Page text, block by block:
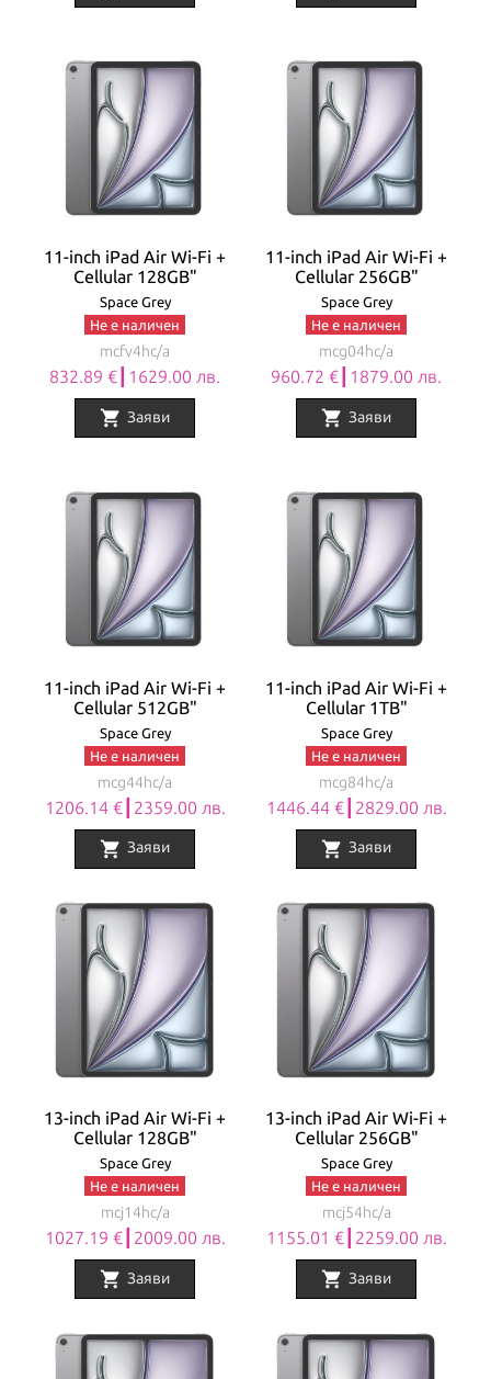
11-inch iPad Air Wi-Fi +
Cellular 128GB"
Space Grey
Не е наличен
mcfv4hc/a
832.89 €┃1629.00 лв.
shopping_cart Заяви
11-inch iPad Air Wi-Fi +
Cellular 256GB"
Space Grey
Не е наличен
mcg04hc/a
960.72 €┃1879.00 лв.
shopping_cart Заяви
11-inch iPad Air Wi-Fi +
Cellular 512GB"
Space Grey
Не е наличен
mcg44hc/a
1206.14 €┃2359.00 лв.
shopping_cart Заяви
11-inch iPad Air Wi-Fi +
Cellular 1TB"
Space Grey
Не е наличен
mcg84hc/a
1446.44 €┃2829.00 лв.
shopping_cart Заяви
13-inch iPad Air Wi-Fi +
Cellular 128GB"
Space Grey
Не е наличен
mcj14hc/a
1027.19 €┃2009.00 лв.
shopping_cart Заяви
13-inch iPad Air Wi-Fi +
Cellular 256GB"
Space Grey
Не е наличен
mcj54hc/a
1155.01 €┃2259.00 лв.
shopping_cart Заяви